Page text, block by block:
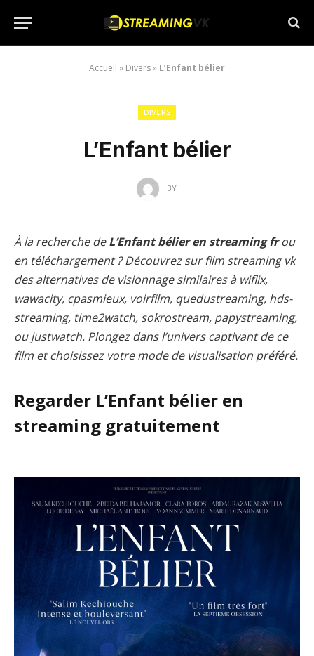
Accueil » Divers» L’Enfant bélier
DIVERS
L’Enfant bélier
BY
À la recherche deL’Enfant bélier en streaming frou
en téléchargement ? Découvrez sur film streaming vk
des alternatives de visionnage similaires à wiflix,
wawacity, cpasmieux, voirfilm, quedustreaming, hds-
streaming, time2watch, sokrostream, papystreaming,
ou justwatch. Plongez dans l’univers captivant de ce
film et choisissez votre mode de visualisation préféré.
Regarder L’Enfant bélier en
streaming gratuitement